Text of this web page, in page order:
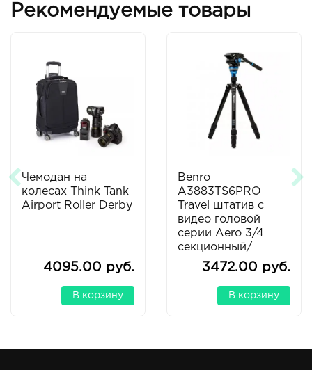
Рекомендуемые товары
Чемодан на
колесах Think Tank
Airport Roller Derby
4095.00 руб.
В корзину
Benro
A3883TS6PRO
Travel штатив с
видео головой
серии Aero 3/4
секционный/
трансформер/
3472.00 руб.
В корзину